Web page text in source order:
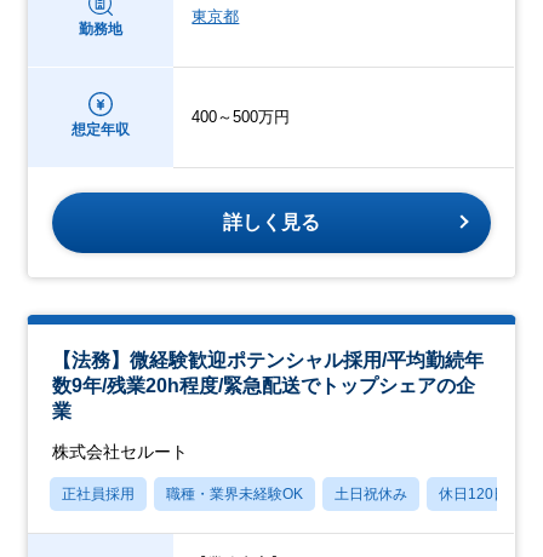
勤務地
東京都
想定年収
400～500万円
詳しく見る
【法務】微経験歓迎ポテンシャル採用/平均勤続年
数9年/残業20h程度/緊急配送でトップシェアの企
業
株式会社セルート
正社員採用 職種・業界未経験OK 土日祝休み 休日120日以上